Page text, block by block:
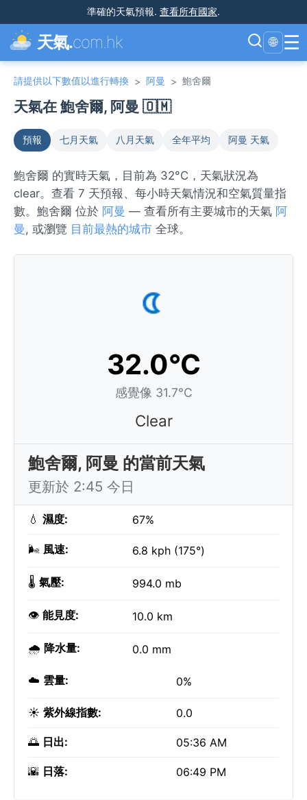
準確的天氣預報. 查看所有國家.
天氣.com.hk 🌐 ☰
請提供以下數值以進行轉換 > 阿曼 > 鮑舍爾
天氣在 鮑舍爾, 阿曼 🇴🇲
預報 七月天氣 八月天氣 全年平均 阿曼 天氣
鮑舍爾 的實時天氣，目前為 32°C，天氣狀況為
clear。查看 7 天預報、每小時天氣情況和空氣質量指
數。鮑舍爾 位於 阿曼 — 查看所有主要城市的天氣 阿
曼, 或瀏覽 目前最熱的城市 全球。
32.0°C
感覺像 31.7°C
Clear
鮑舍爾, 阿曼 的當前天氣
更新於 2:45 今日
💧 濕度: 67%
🌬️ 風速: 6.8 kph (175°)
🌡️ 氣壓: 994.0 mb
👁️ 能見度: 10.0 km
🌧️ 降水量: 0.0 mm
☁️ 雲量: 0%
☀️ 紫外線指數: 0.0
🌅 日出: 05:36 AM
🌇 日落: 06:49 PM